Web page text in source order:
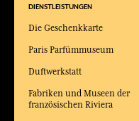
DIENSTLEISTUNGEN
Die Geschenkkarte
Paris Parfümmuseum
Duftwerkstatt
Fabriken und Museen der
französischen Riviera